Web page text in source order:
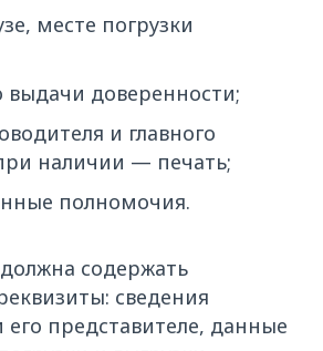
месте погрузки
выдачи доверенности;
и главного
наличии — печать;
полномочия.
содержать
сведения
его представителе, данные